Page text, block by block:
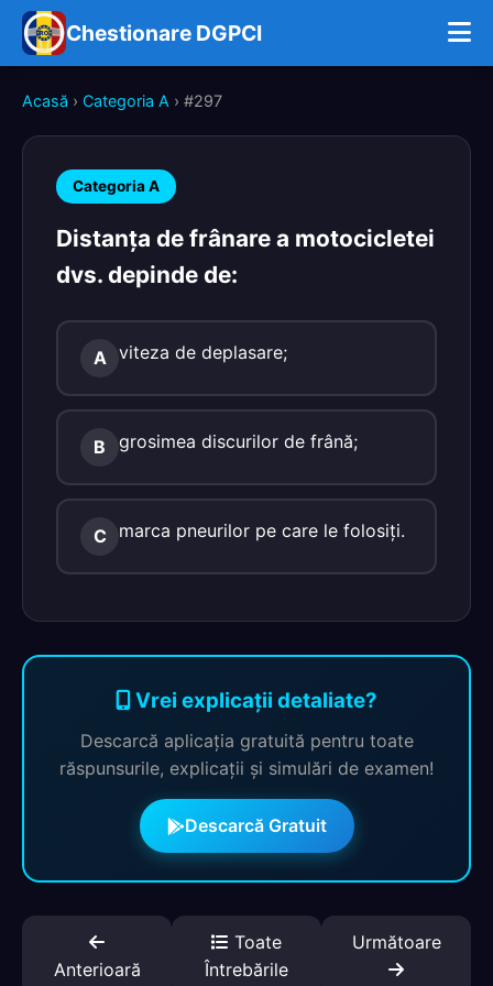
Chestionare DGPCI
Acasă › Categoria A › #297
Categoria A
Distanţa de frânare a motocicletei
dvs. depinde de:
A viteza de deplasare;
B grosimea discurilor de frână;
C marca pneurilor pe care le folosiţi.
Vrei explicații detaliate?
Descarcă aplicația gratuită pentru toate
răspunsurile, explicații și simulări de examen!
Descarcă Gratuit
Anterioară
Toate
Întrebările
Următoare